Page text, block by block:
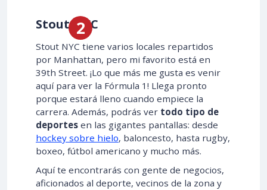
Stout NYC
Stout NYC tiene varios locales repartidos
por Manhattan, pero mi favorito está en
39th Street. ¡Lo que más me gusta es venir
aquí para ver la Fórmula 1! Llega pronto
porque estará lleno cuando empiece la
carrera. Además, podrás ver todo tipo de
deportes en las gigantes pantallas: desde
hockey sobre hielo, baloncesto, hasta rugby,
boxeo, fútbol americano y mucho más.
Aquí te encontrarás con gente de negocios,
aficionados al deporte, vecinos de la zona y